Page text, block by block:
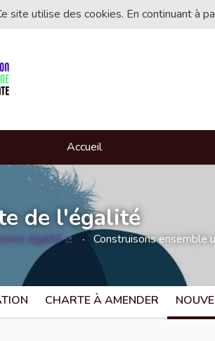
site utilise des cookies. En continuant à
Accueil
de l'égalité
égalité Construisons ensemble
CHARTE À AMENDER